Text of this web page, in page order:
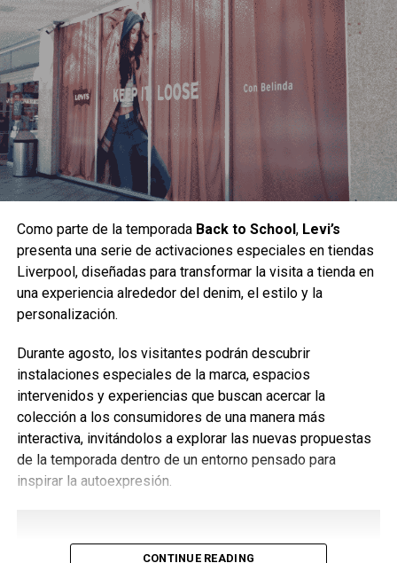
“Somos el único equipo de Brasil en tener dos Invitational.
Eso nos coloca como los mejores del mundo y también de
Brasil”, celebró el jugador KDS.
El primer mapa de la final, Consulado, comenzó muy
disputado, con Team Secret y FaZe Clan alternándose en
las victorias durante las cuatro primeras rondas.
A partir de la quinta, los brasileños se mostraron
superiores y cerraron el mapa por 7-4.
El reinadode FaZe Clan en
Rainbow Six Siege
FaZe Clan llegó a la final con una campaña sólida. Con solo
una derrota en todo el campeonato, el equipo se mantuvo
en el cuadro superior durante todos los playoffs,
confirmando el favoritismo y mostrando consistencia a lo
largo del torneo.
Con ello, la organización brasileña alcanzó su tercera
final consecutiva del SI.
conquistado en la Esports World Cup (EWC), celebrada en
Como parte de la temporada Back to School,Levi’s
presenta una serie de activaciones especiales en tiendas
Liverpool, diseñadas para transformar la visita a tienda en
una experiencia alrededor del denim, el estilo y la
personalización.
Durante agosto, los visitantes podrán descubrir
instalaciones especiales de la marca, espacios
intervenidos y experiencias que buscan acercar la
colección a los consumidores de una manera más
interactiva, invitándolos a explorar las nuevas propuestas
de la temporada dentro de un entorno pensado para
inspirar la autoexpresión.
CONTINUE READING